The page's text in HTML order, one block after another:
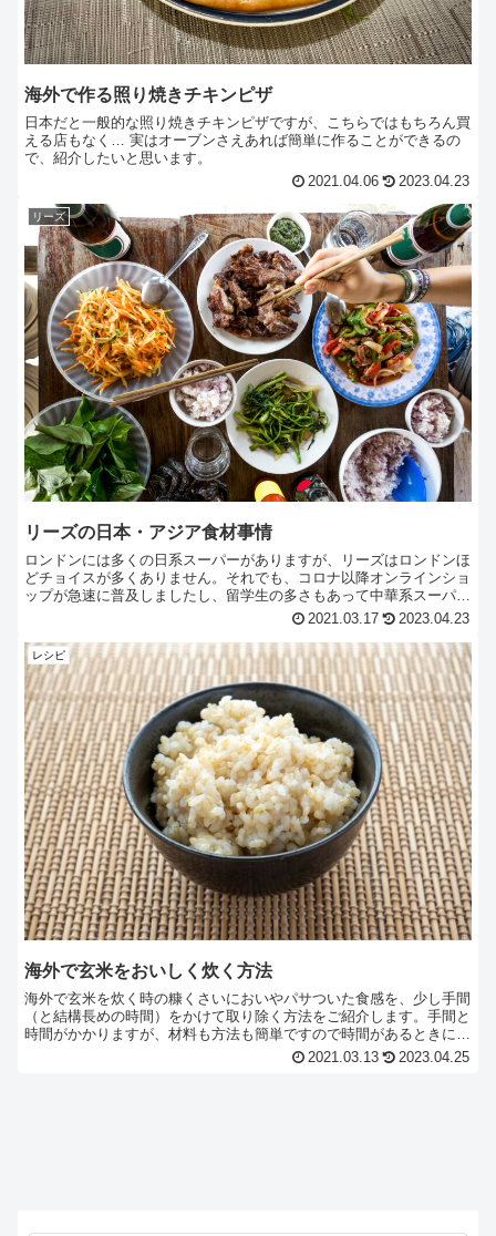
海外で作る照り焼きチキンピザ
日本だと一般的な照り焼きチキンピザですが、こちらではもちろん買
える店もなく… 実はオーブンさえあれば簡単に作ることができるの
で、紹介したいと思います。
2021.04.06 2023.04.23
リーズ
リーズの日本・アジア食材事情
ロンドンには多くの日系スーパーがありますが、リーズはロンドンほ
どチョイスが多くありません。それでも、コロナ以降オンラインショ
ップが急速に普及しましたし、留学生の多さもあって中華系スーパー
も非常に豊富です。ロンドンほどの便利さはありませんが、日本の食
2021.03.17 2023.04.23
レシピ
海外で玄米をおいしく炊く方法
海外で玄米を炊く時の糠くさいにおいやパサついた食感を、少し手間
（と結構長めの時間）をかけて取り除く方法をご紹介します。手間と
時間がかかりますが、材料も方法も簡単ですので時間があるときにぜ
ひ試してみてください。日本で玄米を食べているような気分になれま
2021.03.13 2023.04.25